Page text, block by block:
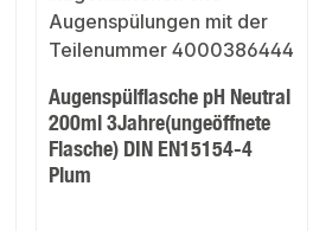
Augenspülflasche pH Neutral
200ml 3Jahre(ungeöffnete
Flasche) DIN EN15154-4
Plum